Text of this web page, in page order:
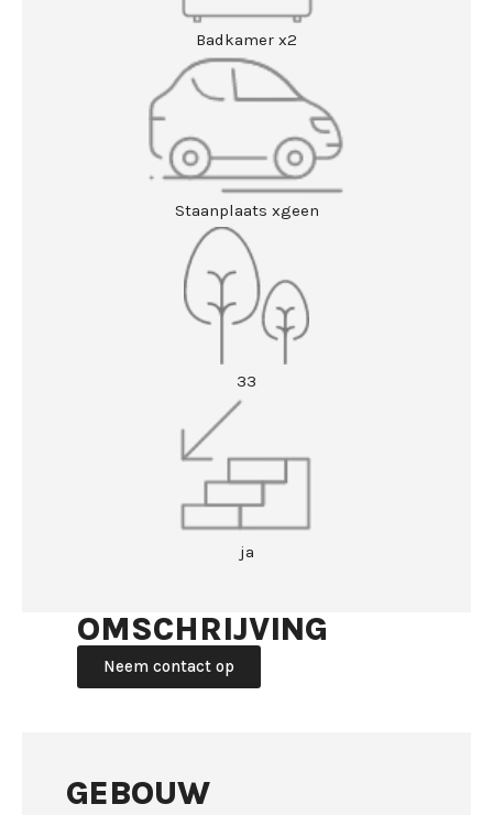
Badkamer x2
Staanplaats xgeen
33
ja
OMSCHRIJVING
Neem contact op
GEBOUW